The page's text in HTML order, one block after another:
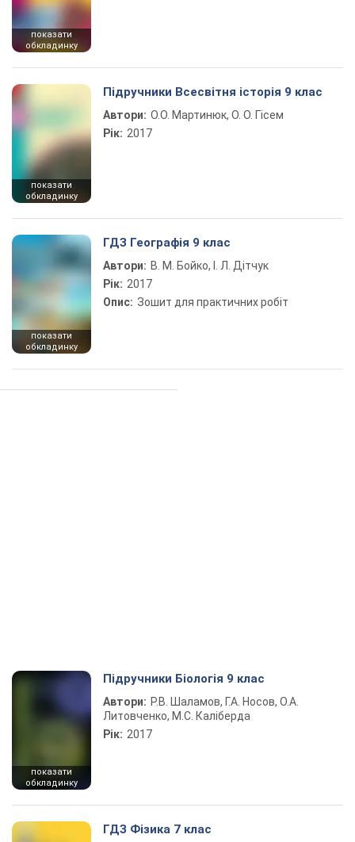
показати
обкладинку
показати
обкладинку
Підручники Всесвітня історія 9 клас
Автори: О.О. Мартинюк, О. О. Гісем
Рік: 2017
показати
обкладинку
ГДЗ Географія 9 клас
Автори: В. М. Бойко, І. Л. Дітчук
Рік: 2017
Опис: Зошит для практичних робіт
показати
обкладинку
Підручники Біологія 9 клас
Автори: Р.В. Шаламов, Г.А. Носов, О.А.
Литовченко, М.С. Каліберда
Рік: 2017
ГДЗ Фізика 7 клас